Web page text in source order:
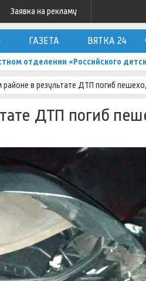
Заявка на рекламу
ГАЗЕТА ВЯТКА 24
отделении «Российского
в результате ДТП погиб
ДТП погиб